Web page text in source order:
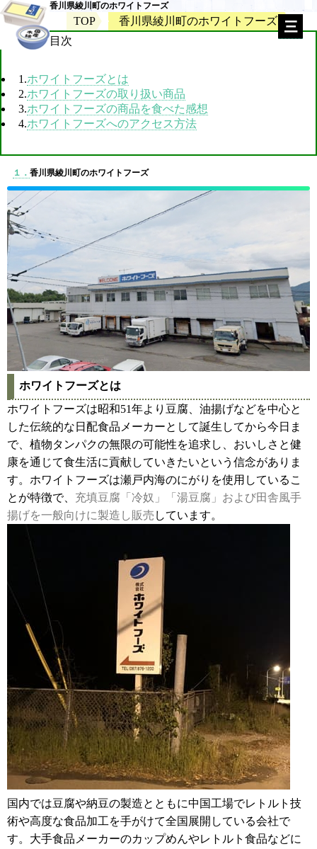
香川県綾川町のホワイトフーズ
TOP
香川県綾川町のホワイトフーズ
目次
1.ホワイトフーズとは
2.ホワイトフーズの取り扱い商品
3.ホワイトフーズの商品を食べた感想
4.ホワイトフーズへのアクセス方法
１． 香川県綾川町のホワイトフーズ
ホワイトフーズとは
ホワイトフーズは昭和51年より豆腐、油揚げなどを中心と
した伝統的な日配食品メーカーとして誕生してから今日ま
で、植物タンパクの無限の可能性を追求し、おいしさと健
康を通じて食生活に貢献していきたいという信念がありま
す。ホワイトフーズは瀬戸内海のにがりを使用しているこ
とが特徴で、 充填豆腐「冷奴」「湯豆腐」および田舎風手
揚げを一般向けに製造し販売 しています。
国内では豆腐や納豆の製造とともに中国工場でレトルト技
術や高度な食品加工を手がけて全国展開している会社で
す。大手食品メーカーのカップめんやレトルト食品などに